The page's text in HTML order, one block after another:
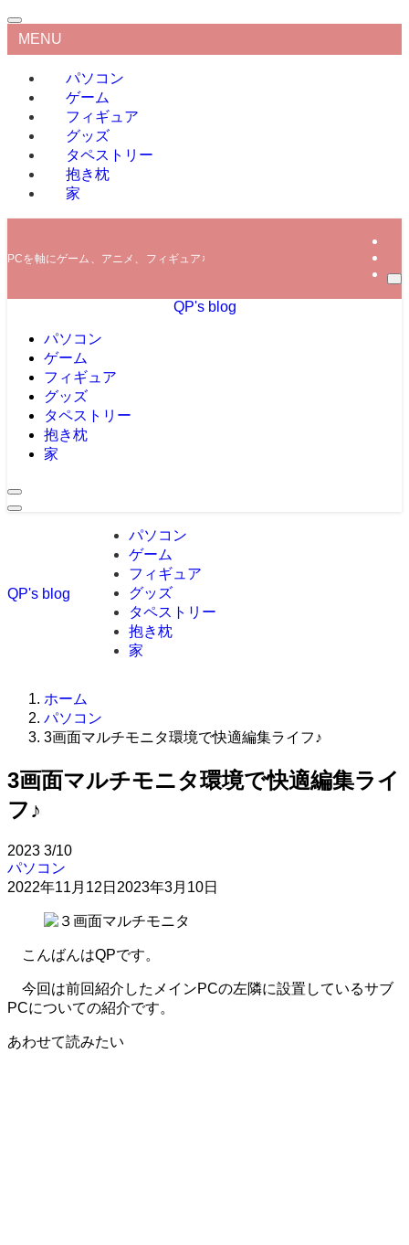
MENU
パソコン
ゲーム
フィギュア
グッズ
タペストリー
抱き枕
家
PCを軸にゲーム、アニメ、フィギュアなどの情報を発信していきます。
QP's blog
パソコン
ゲーム
フィギュア
グッズ
タペストリー
抱き枕
家
QP's blog
パソコン
ゲーム
フィギュア
グッズ
タペストリー
抱き枕
家
ホーム
パソコン
3画面マルチモニタ環境で快適編集ライフ♪
3画面マルチモニタ環境で快適編集ライ
フ♪
2023 3/10
パソコン
2022年11月12日 2023年3月10日
こんばんはQPです。
今回は前回紹介したメインPCの左隣に設置しているサブ
PCについての紹介です。
あわせて読みたい